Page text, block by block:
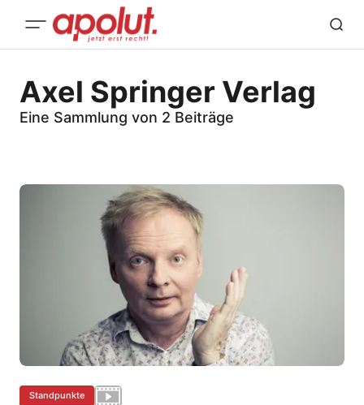
Axel Springer Verlag
Eine Sammlung von 2 Beiträge
Standpunkte